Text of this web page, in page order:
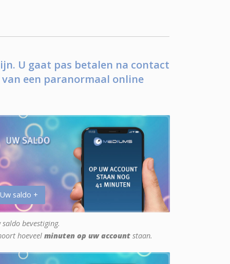
U gaat pas betalen na contact
een paranormaal online
saldo +
saldo bevestiging.
hoeveel minuten op uw account staan.